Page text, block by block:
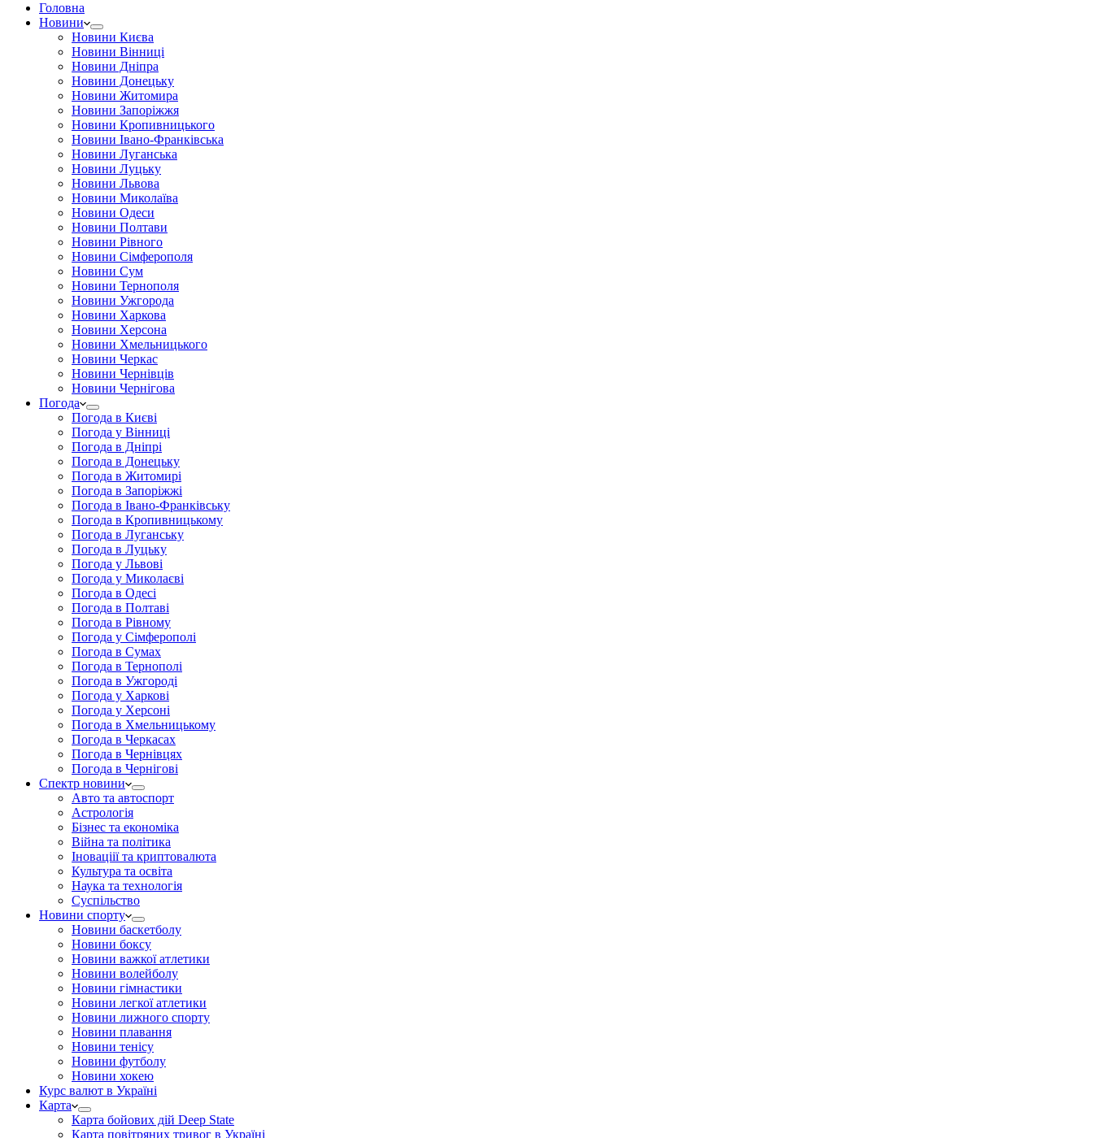
Головна
Новини
Новини Києва
Новини Вінниці
Новини Дніпра
Новини Донецьку
Новини Житомира
Новини Запоріжжя
Новини Кропивницького
Новини Івано-Франківська
Новини Луганська
Новини Луцьку
Новини Львова
Новини Миколаїва
Новини Одеси
Новини Полтави
Новини Рівного
Новини Сімферополя
Новини Сум
Новини Тернополя
Новини Ужгорода
Новини Харкова
Новини Херсона
Новини Хмельницького
Новини Черкас
Новини Чернівців
Новини Чернігова
Погода
Погода в Києві
Погода у Вінниці
Погода в Дніпрі
Погода в Донецьку
Погода в Житомирі
Погода в Запоріжжі
Погода в Івано-Франківську
Погода в Кропивницькому
Погода в Луганську
Погода в Луцьку
Погода у Львові
Погода у Миколаєві
Погода в Одесі
Погода в Полтаві
Погода в Рівному
Погода у Сімферополі
Погода в Сумах
Погода в Тернополі
Погода в Ужгороді
Погода у Харкові
Погода у Херсоні
Погода в Хмельницькому
Погода в Черкасах
Погода в Чернівцях
Погода в Чернігові
Спектр новини
Авто та автоспорт
Астрологія
Бізнес та економіка
Війна та політика
Іноваціії та криптовалюта
Культура та освіта
Наука та технологія
Суспільство
Новини спорту
Новини баскетболу
Новини боксу
Новини важкої атлетики
Новини волейболу
Новини гімнастики
Новини легкої атлетики
Новини лижного спорту
Новини плавання
Новини тенісу
Новини футболу
Новини хокею
Курс валют в Україні
Карта
Карта бойових дій Deep State
Карта повітряних тривог в Україні